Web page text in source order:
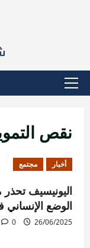
القائمة
نقص
أخبار مجتمع
اليونيسيف
الوضع
26/06/2025
0